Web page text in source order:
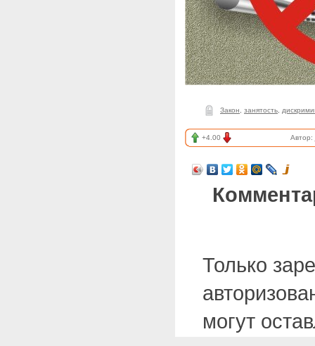
Закон занятость
+4.00 Автор:
Только
могут